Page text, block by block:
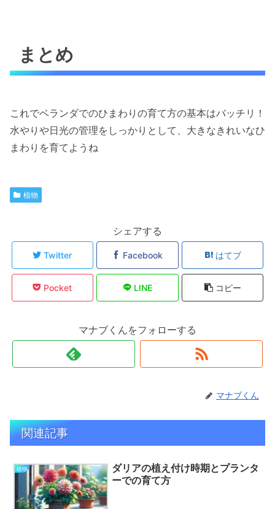
まとめ
これでベランダでのひまわりの育て方の基本はバッチリ！
水やりや日光の管理をしっかりとして、大きなきれいなひ
まわりを育てようね
植物
シェアする
Twitter Facebook はてブ
Pocket LINE コピー
マナブくんをフォローする
マナブくん
関連記事
植物
ダリアの植え付け時期とプランタ
ーでの育て方